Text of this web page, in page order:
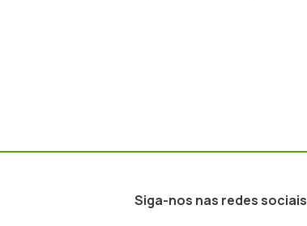
Siga-nos nas redes sociais